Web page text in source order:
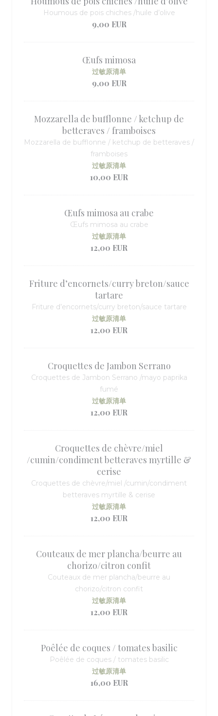
Houmous de pois chiches /huile d’olive
9,00 EUR
Œufs mimosa
过敏原清单
9,00 EUR
Mozzarella de bufflonne / ketchup de
betteraves / framboises
Mozzarella de bufflonne / ketchup de betteraves /
framboises
过敏原清单
10,00 EUR
Œufs mimosa au crabe
Œufs mimosa au crabe
过敏原清单
12,00 EUR
Friture d’encornets/curry breton/sauce
tartare
Friture d’encornets/curry breton/sauce tartare
过敏原清单
12,00 EUR
Croquettes de Jambon Serrano
Croquettes de Jambon Serrano /mayo paprika
fumé
过敏原清单
12,00 EUR
Croquettes de chèvre/miel
/cumin/condiment betteraves myrtille &
cerise
Croquettes de chèvre/miel /cumin/condiment
betteraves myrtille & cerise
过敏原清单
12,00 EUR
Couteaux de mer plancha/beurre au
chorizo/citron confit
Couteaux de mer plancha/beurre au
chorizo/citron confit
过敏原清单
12,00 EUR
Poêlée de coques / tomates basilic
Poêlée de coques / tomates basilic
过敏原清单
16,00 EUR